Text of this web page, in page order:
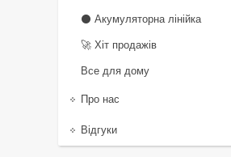
⚫ Акумуляторна лінійка
🚀 Хіт продажів
Все для дому
Про нас
Відгуки